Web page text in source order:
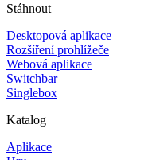
Stáhnout
Desktopová aplikace
Rozšíření prohlížeče
Webová aplikace
Switchbar
Singlebox
Katalog
Aplikace